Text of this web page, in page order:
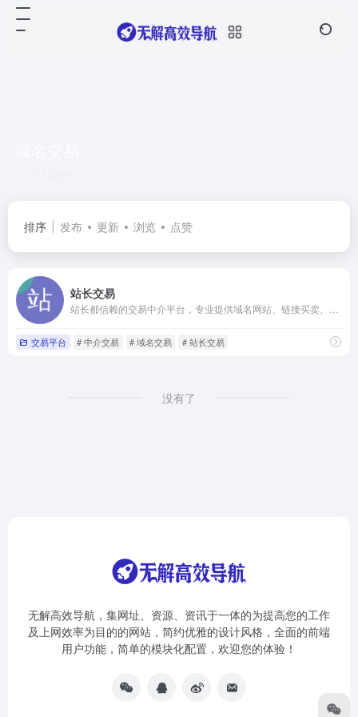
排序 发布 更新 浏览 点赞
站长交易
交易平台 # 中介交易 # 域名交易 # 站长交易
没有了
无解高效导航，集网址、资源、资讯于一体的为提高您的工作
及上网效率为目的的网站，简约优雅的设计风格，全面的前端
用户功能，简单的模块化配置，欢迎您的体验！